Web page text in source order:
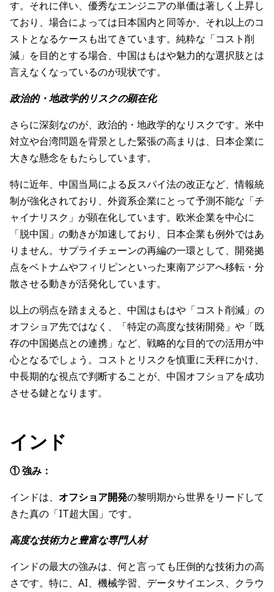
す。それに伴い、優秀なエンジニアの単価は著しく上昇し
ており、場合によっては日本国内と同等か、それ以上のコ
ストとなるケースも出てきています。純粋な「コスト削
減」を目的とする場合、中国はもはや魅力的な選択肢とは
言えなくなっているのが現状です。
政治的・地政学的リスクの顕在化
さらに深刻なのが、政治的・地政学的なリスクです。米中
対立や台湾問題を背景とした緊張の高まりは、日本企業に
大きな懸念をもたらしています。
特に近年、中国当局による反スパイ法の改正など、情報統
制が強化されており、外資系企業にとって予測不能な「チ
ャイナリスク」が顕在化しています。欧米企業を中心に
「脱中国」の動きが加速しており、日本企業も例外ではあ
りません。サプライチェーンの再編の一環として、開発拠
点をベトナムやフィリピンといった東南アジアへ移転・分
散させる動きが活発化しています。
以上の弱点を踏まえると、中国はもはや「コスト削減」の
オフショア先ではなく、「特定の高度な技術開発」や「既
存の中国拠点との連携」など、戦略的な目的での活用が中
心となるでしょう。コストとリスクを慎重に天秤にかけ、
中長期的な視点で判断することが、中国オフショアを成功
させる鍵となります。
インド
① 強み：
インドは、 オフショア開発の黎明期から世界をリードして
きた真の「IT超大国」です。
高度な技術力と豊富な専門人材
インドの最大の強みは、何と言っても圧倒的な技術力の高
さです。特に、AI、機械学習、データサイエンス、クラウ